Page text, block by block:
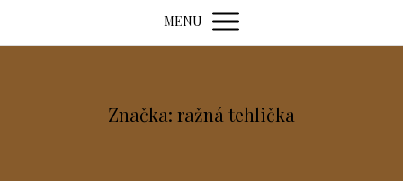
MENU
Značka: ražná tehlička